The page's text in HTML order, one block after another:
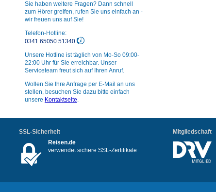
Sie haben weitere Fragen? Dann schnell
zum Hörer greifen, rufen Sie uns einfach an -
wir freuen uns auf Sie!
Telefon-Hotline:
0341 65050 51340
Unsere Hotline ist täglich von Mo-So 09:00-
22:00 Uhr für Sie erreichbar. Unser
Serviceteam freut sich auf Ihren Anruf.
Wollen Sie Ihre Anfrage per E-Mail an uns
stellen, besuchen Sie dazu bitte einfach
unsere Kontaktseite.
SSL-Sicherheit
Reisen.de
verwendet sichere SSL-Zertifikate
Mitgliedschaft